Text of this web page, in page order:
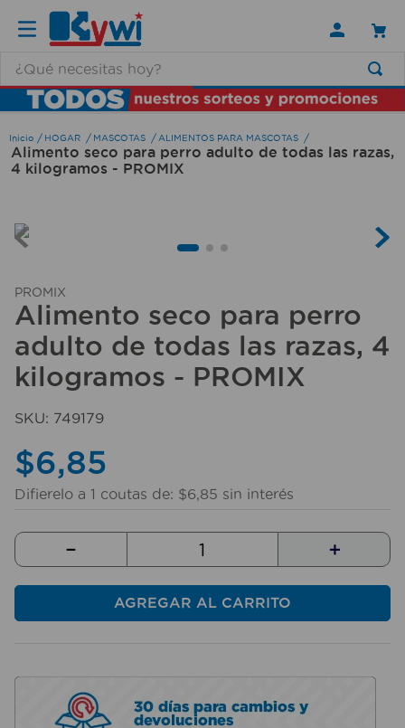
HOGAR MASCOTAS ALIMENTOS PARA MASCOTAS
Alimento seco para perro adulto de todas las razas,
4 kilogramos - PROMIX
PROMIX
Alimento seco para perro
adulto de todas las razas, 4
kilogramos - PROMIX
SKU: 749179
$6,85
Difierelo a 1 coutas de: $6,85 sin interés
＋
－
AGREGAR AL CARRITO
TÉRMINOS MÁS BUSCADOS
1 .
lamparas
2 .
ducha
4.
6.
organizador
7.
cerradura
8.
taladro
9.
aspiradora
10. sillas